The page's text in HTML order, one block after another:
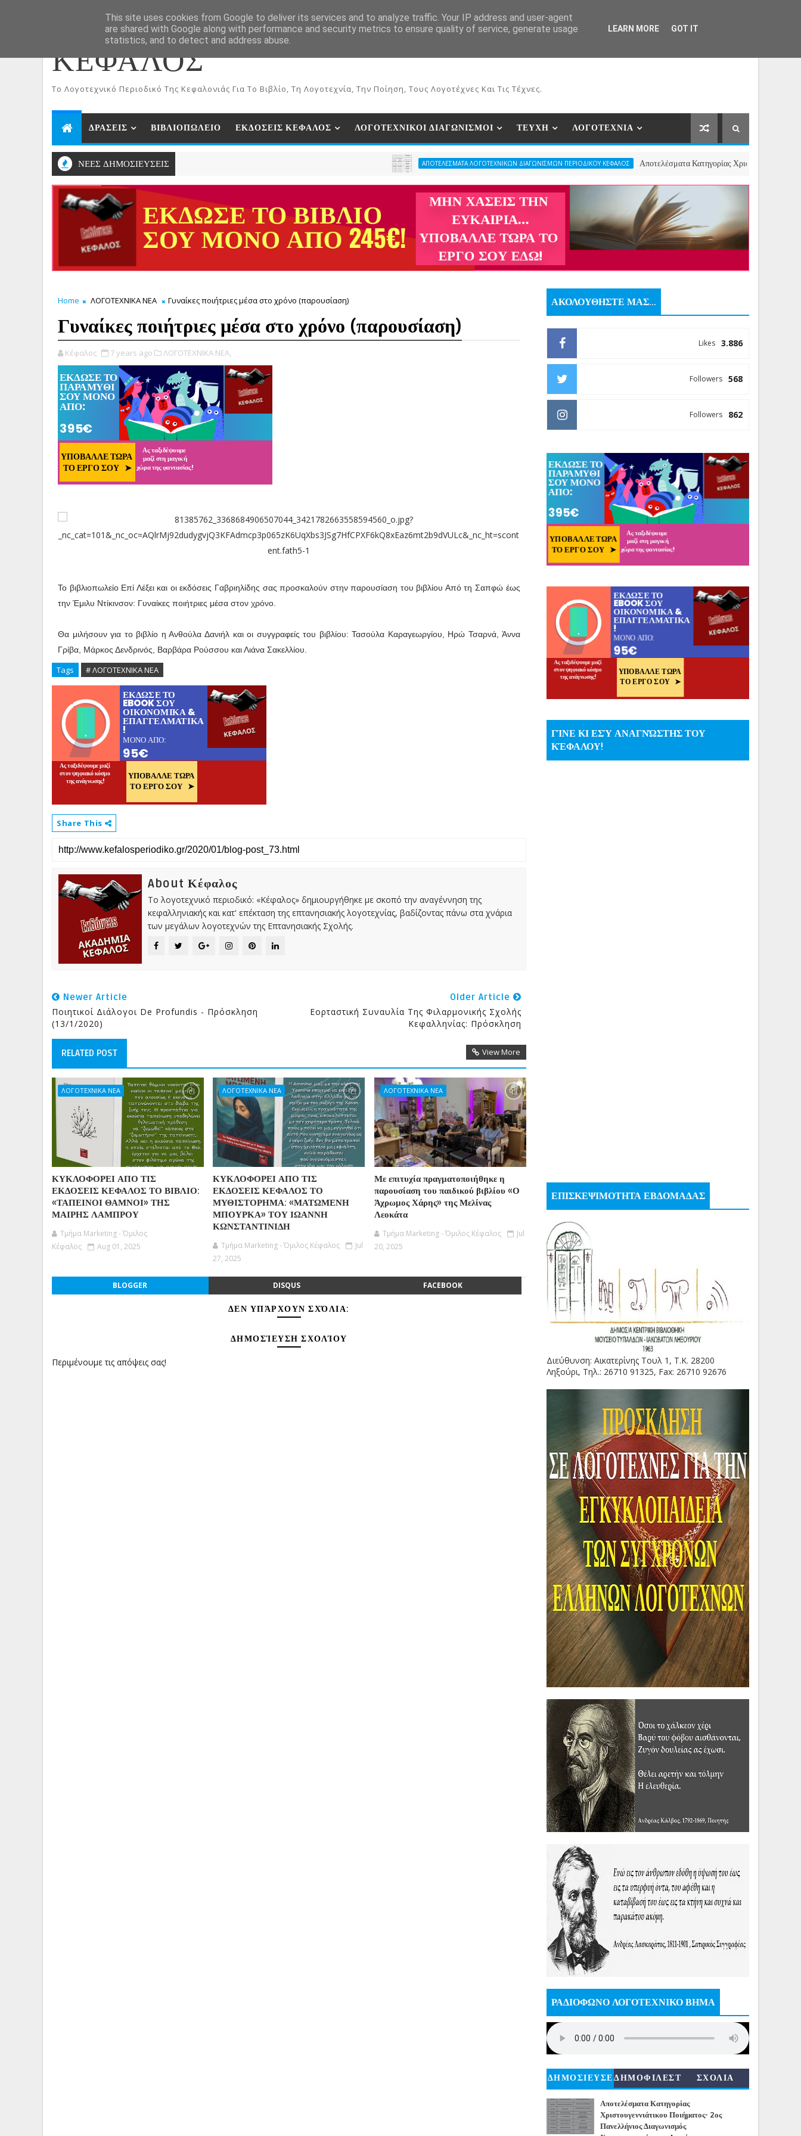
ΑΡΧΙΚΗ ΕΚΔΟΣΕΙΣ ΒΙΒΛΙΩΝ ΗΛΕΚΤΡΟΝΙΚΟ ΒΙΒΛΙΟΠΩΛΕΙΟ ΣΥΝΕΡΓΑΤΕΣ
ΚΕΦΑΛΟΣ
To Λογοτεχνικό Περιοδικό Της Κεφαλονιάς Για Το Βιβλίο, Τη Λογοτεχνία, Την Ποίηση, Τους Λογοτέχνες Και Τις Τέχνες.
ΔΡΑΣΕΙΣ ΒΙΒΛΙΟΠΩΛΕΙΟ ΕΚΔΟΣΕΙΣ ΚΕΦΑΛΟΣ ΛΟΓΟΤΕΧΝΙΚΟΙ ΔΙΑΓΩΝΙΣΜΟΙ ΤΕΥΧΗ ΛΟΓΟΤΕΧΝΙΑ
ΝΕΕΣ ΔΗΜΟΣΙΕΥΣΕΙΣ ΑΠΟΤΕΛΕΣΜΑΤΑ ΛΟΓΟΤΕΧΝΙΚΩΝ ΔΙΑΓΩΝΙΣΜΩΝ ΠΕΡΙΟΔΙΚΟΥ ΚΕΦΑΛΟΣ Αποτελέσματα Κατηγορίας Χριστουγεννιάτικου
Home ΛΟΓΟΤΕΧΝΙΚΑ ΝΕΑ Γυναίκες ποιήτριες μέσα στο χρόνο (παρουσίαση)
Γυναίκες ποιήτριες μέσα στο χρόνο (παρουσίαση)
Κέφαλος 7 years ago ΛΟΓΟΤΕΧΝΙΚΑ ΝΕΑ,
Το βιβλιοπωλείο Επί Λέξει και οι εκδόσεις Γαβριηλίδης σας προσκαλούν στην παρουσίαση του βιβλίου Από τη Σαπφώ έως
την Έμιλυ Ντίκινσον: Γυναίκες ποιήτριες μέσα στον χρόνο.
Θα μιλήσουν για το βιβλίο η Ανθούλα Δανιήλ και οι συγγραφείς του βιβλίου: Τασούλα Καραγεωργίου, Ηρώ Τσαρνά, Άννα
Γρίβα, Μάρκος Δενδρινός, Βαρβάρα Ρούσσου και Λιάνα Σακελλίου.
Tags # ΛΟΓΟΤΕΧΝΙΚΑ ΝΕΑ
Share This
About Κέφαλος
Το λογοτεχνικό περιοδικό: «Κέφαλος» δημιουργήθηκε με σκοπό την αναγέννηση της
κεφαλληνιακής και κατ' επέκταση της επτανησιακής λογοτεχνίας, βαδίζοντας πάνω στα χνάρια
των μεγάλων λογοτεχνών της Επτανησιακής Σχολής.
Newer Article
Ποιητικοί Διάλογοι De Profundis - Πρόσκληση
(13/1/2020)
Older Article
Εορταστική Συναυλία Της Φιλαρμονικής Σχολής
Κεφαλληνίας: Πρόσκληση
RELATED POST View More
ΛΟΓΟΤΕΧΝΙΚΑ ΝΕΑ
ΚΥΚΛΟΦΟΡΕΙ ΑΠΟ ΤΙΣ
ΕΚΔΟΣΕΙΣ ΚΕΦΑΛΟΣ ΤΟ ΒΙΒΛΙΟ:
«ΤΑΠΕΙΝΟΙ ΘΑΜΝΟΙ» ΤΗΣ
ΜΑΙΡΗΣ ΛΑΜΠΡΟΥ
Τμήμα Marketing - Όμιλος
Κέφαλος
Aug 01, 2025
ΛΟΓΟΤΕΧΝΙΚΑ ΝΕΑ
ΚΥΚΛΟΦΟΡΕΙ ΑΠΟ ΤΙΣ
ΕΚΔΟΣΕΙΣ ΚΕΦΑΛΟΣ ΤΟ
ΜΥΘΙΣΤΟΡΗΜΑ: «ΜΑΤΩΜΕΝΗ
ΜΠΟΥΡΚΑ» ΤΟΥ ΙΩΑΝΝΗ
ΚΩΝΣΤΑΝΤΙΝΙΔΗ
Τμήμα Marketing - Όμιλος Κέφαλος
Jul
27, 2025
ΛΟΓΟΤΕΧΝΙΚΑ ΝΕΑ
Με επιτυχία πραγματοποιήθηκε η
παρουσίαση του παιδικού βιβλίου «Ο
Άχρωμος Χάρης» της Μελίνας
Λεοκάτα
Τμήμα Marketing - Όμιλος Κέφαλος
Jul
20, 2025
BLOGGER DISQUS FACEBOOK
ΔΕΝ ΥΠΆΡΧΟΥΝ ΣΧΌΛΙΑ:
ΔΗΜΟΣΊΕΥΣΗ ΣΧΟΛΊΟΥ
Περιμένουμε τις απόψεις σας!
ΑΚΟΛΟΥΘΗΣΤΕ ΜΑΣ...
3.886
Likes
568
Followers
862
Followers
ΓΊΝΕ ΚΙ ΕΣΎ ΑΝΑΓΝΏΣΤΗΣ ΤΟΥ
ΚΈΦΑΛΟΥ!
ΕΠΙΣΚΕΨΙΜΟΤΗΤΑ ΕΒΔΟΜΑΔΑΣ
Διεύθυνση: Αικατερίνης Τουλ 1, Τ.Κ. 28200
Ληξούρι, Τηλ.: 26710 91325, Fax: 26710 92676
ΡΑΔΙΟΦΩΝΟ ΛΟΓΟΤΕΧΝΙΚΟ ΒΗΜΑ
ΔΗΜΟΣΙΕΥΣΕ
ΙΣ
ΔΗΜΟΦΙΛΕΣΤ
ΣΧΟΛΙΑ
Αποτελέσματα Κατηγορίας
Χριστουγεννιάτικου Ποιήματος- 2ος
Πανελλήνιος Διαγωνισμός
This site uses cookies from Google to deliver its services and to analyze traffic. Your IP address and user-agent
are shared with Google along with performance and security metrics to ensure quality of service, generate usage
statistics, and to detect and address abuse.
LEARN MORE GOT IT